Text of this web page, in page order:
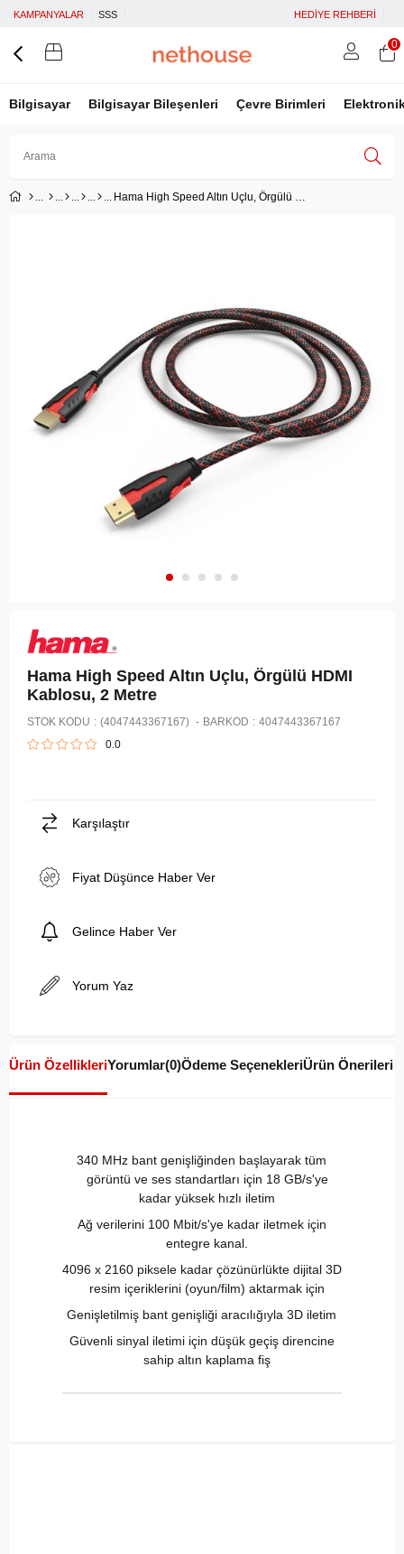
KAMPANYALAR SSS HEDİYE REHBERİ
Bilgisayar Bilgisayar Bileşenleri Çevre Birimleri
Üye Ol Facebook İle Bağlan
0
Hama High Speed Altın Uçlu, Örgülü HDMI Kablosu, 2 Metre
Hama High Speed Altın Uçlu, Örgülü HDMI
Kablosu, 2 Metre
STOK KODU (4047443367167) BARKOD : 4047443367167
0.0
Karşılaştır
Fiyat Düşünce Haber Ver
Gelince Haber Ver
Yorum Yaz
Ürün ÖzellikleriYorumlar(0)Ödeme SeçenekleriÜrün Önerileri
340 MHz bant genişliğinden başlayarak tüm
görüntü ve ses standartları için 18 GB/s'ye
kadar yüksek hızlı iletim
Ağ verilerini 100 Mbit/s'ye kadar iletmek için
entegre kanal.
4096 x 2160 piksele kadar çözünürlükte dijital 3D
resim içeriklerini (oyun/film) aktarmak için
Genişletilmiş bant genişliği aracılığıyla 3D iletim
Güvenli sinyal iletimi için düşük geçiş direncine
sahip altın kaplama fiş